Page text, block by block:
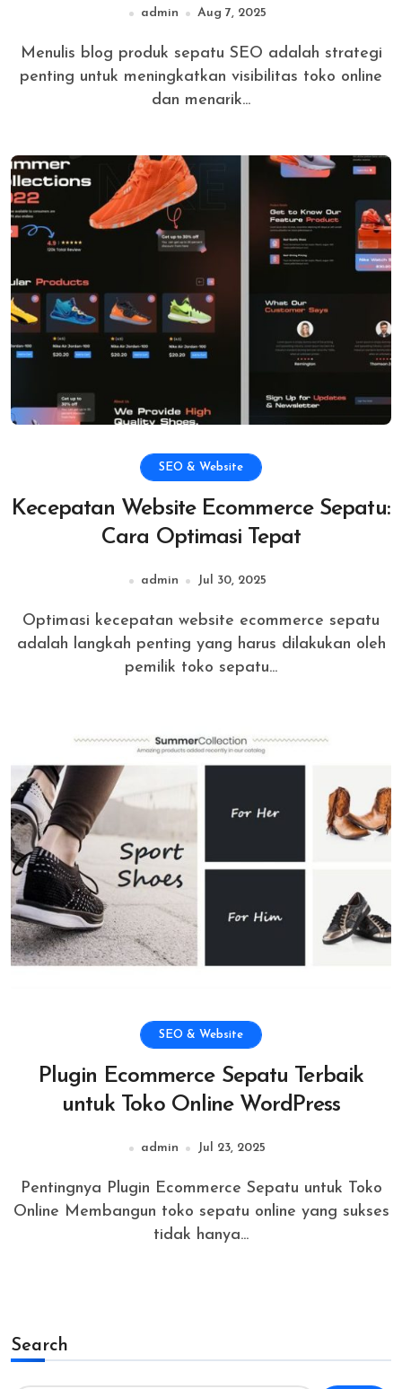
admin Aug 7, 2025
Menulis blog produk sepatu SEO adalah strategi
penting untuk meningkatkan visibilitas toko online
dan menarik...
SEO & Website
Kecepatan Website Ecommerce Sepatu:
Cara Optimasi Tepat
admin Jul 30, 2025
Optimasi kecepatan website ecommerce sepatu
adalah langkah penting yang harus dilakukan oleh
pemilik toko sepatu...
SEO & Website
Plugin Ecommerce Sepatu Terbaik
untuk Toko Online WordPress
admin Jul 23, 2025
Pentingnya Plugin Ecommerce Sepatu untuk Toko
Online Membangun toko sepatu online yang sukses
tidak hanya...
Search